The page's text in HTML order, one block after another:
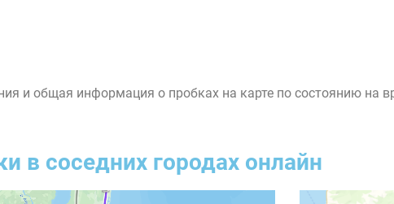
и общая информация о пробках на карте по состоянию на
в соседних городах онлайн